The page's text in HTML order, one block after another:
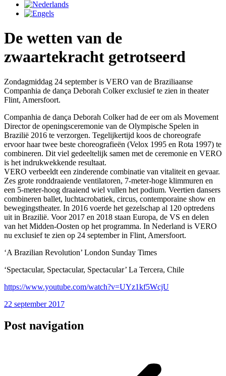
De wetten van de
zwaartekracht getrotseerd
Zondagmiddag 24 september is VERO van de Braziliaanse
Companhia de dança Deborah Colker exclusief te zien in theater
Flint, Amersfoort.
Companhia de dança Deborah Colker had de eer om als Movement
Director de openingsceremonie van de Olympische Spelen in
Brazilië 2016 te verzorgen. Tegelijkertijd koos de choreografe
ervoor haar twee beste choreografieën (Velox 1995 en Rota 1997) te
combineren. Dit viel gedeeltelijk samen met de ceremonie en VERO
is het indrukwekkende resultaat.
VERO verbeeldt een zinderende combinatie van vitaliteit en gevaar.
Zes grote ronddraaiende ventilatoren, 7-meter-hoge klimmuren en
een 5-meter-hoog draaiend wiel vullen het podium. Veertien dansers
combineren ballet, luchtacrobatiek, circus, contemporaine show en
bewegingstheater. In 2016 voerde het gezelschap al 120 optredens
uit in Brazilië. Voor 2017 en 2018 staan Europa, de VS en delen
van het Midden-Oosten op het programma. In Nederland is VERO
nu exclusief te zien op 24 september in Flint, Amersfoort.
‘A Brazilian Revolution’ London Sunday Times
‘Spectacular, Spectacular, Spectacular’ La Tercera, Chile
https://www.youtube.com/watch?v=UYz1kf5WcjU
22 september 2017
Post navigation